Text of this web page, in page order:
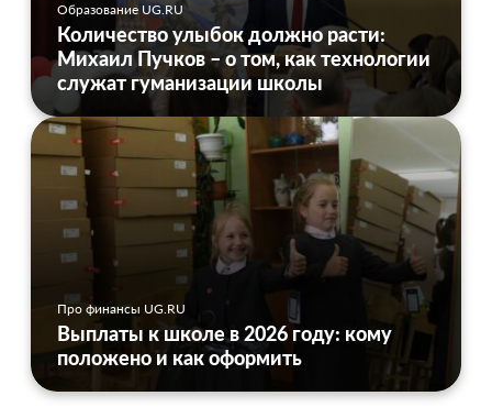
Образование UG.RU
Количество улыбок должно расти:
Михаил Пучков – о том, как технологии
служат гуманизации школы
Про финансы UG.RU
Выплаты к школе в 2026 году: кому
положено и как оформить